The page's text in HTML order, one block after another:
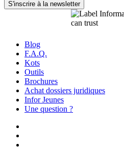
Blog
F.A.Q.
Kots
Outils
Brochures
Achat dossiers juridiques
Infor Jeunes
Une question ?